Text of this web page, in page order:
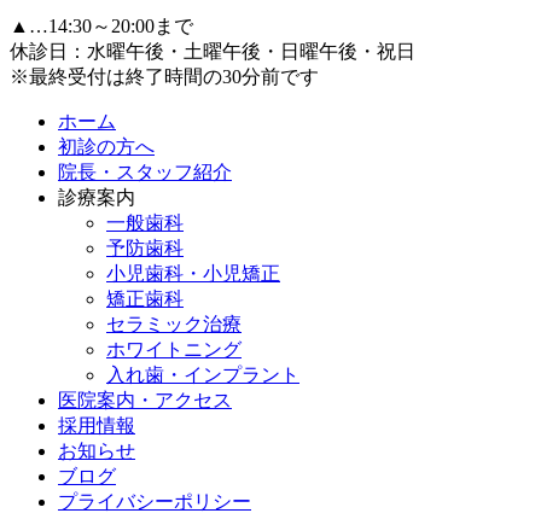
▲…14:30～20:00まで
休診日：水曜午後・土曜午後・日曜午後・祝日
※最終受付は終了時間の30分前です
ホーム
初診の方へ
院長・スタッフ紹介
診療案内
一般歯科
予防歯科
小児歯科・小児矯正
矯正歯科
セラミック治療
ホワイトニング
入れ歯・インプラント
医院案内・アクセス
採用情報
お知らせ
ブログ
プライバシーポリシー